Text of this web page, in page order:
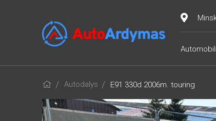
Autodalys E91 330d 2006m. touring